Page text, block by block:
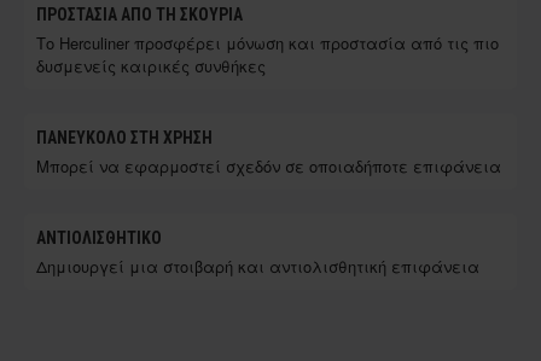
ΠΡΟΣΤΑΣΊΑ ΑΠΌ ΤΗ ΣΚΟΥΡΙΆ
Το Herculiner προσφέρει μόνωση και προστασία από τις πιο
δυσμενείς καιρικές συνθήκες
ΠΑΝΕΎΚΟΛΟ ΣΤΗ ΧΡΉΣΗ
Μπορεί να εφαρμοστεί σχεδόν σε οποιαδήποτε επιφάνεια
ΑΝΤΙΟΛΙΣΘΗΤΙΚΌ
Δημιουργεί μια στοιβαρή και αντιολισθητική επιφάνεια